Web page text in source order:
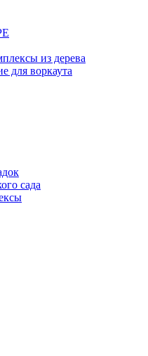
из дерева
для воркаута
сада